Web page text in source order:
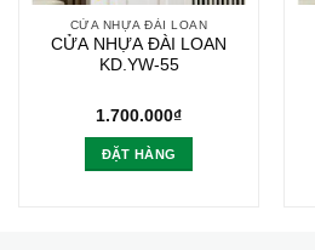
CỬA NHỰA ĐÀI LOAN
CỬA NHỰA ĐÀI LOAN
KD.YW-55
1.700.000₫
ĐẶT HÀNG